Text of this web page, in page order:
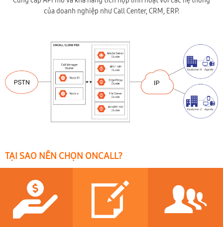
của doanh nghiệp như Call Center, CRM, ERP.
TẠI SAO NÊN CHỌN ONCALL?